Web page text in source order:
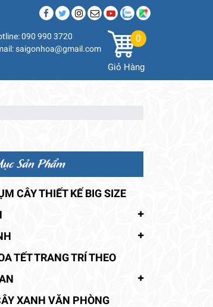
090 990 3720
saigonhoa@gmail.com
0
Giỏ Hàng
Sản Phẩm
CÂY THIẾT KẾ BIG SIZE
TẾT TRANG TRÍ THEO
XANH VĂN PHÒNG